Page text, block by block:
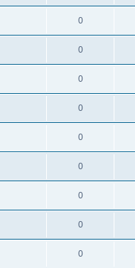
0
0
0
0
0
0
0
0
0